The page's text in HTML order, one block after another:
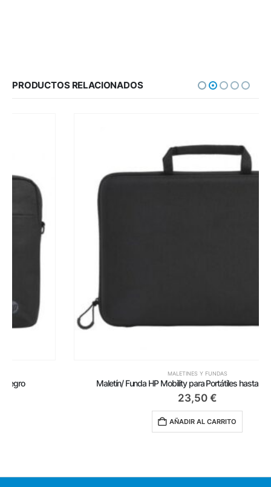
PRODUCTOS RELACIONADOS
Maletín/ Funda HP Mobility para Portátiles hasta 11.6’/ Negro
AÑADIR AL CARRITO